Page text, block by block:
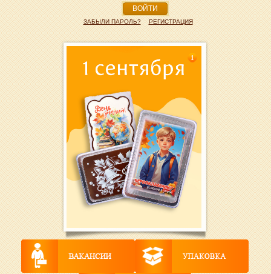
ВОЙТИ
ЗАБЫЛИ ПАРОЛЬ? РЕГИСТРАЦИЯ
1